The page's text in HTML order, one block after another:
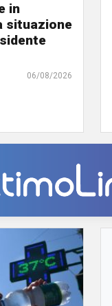
in
situazione
06/08/2026